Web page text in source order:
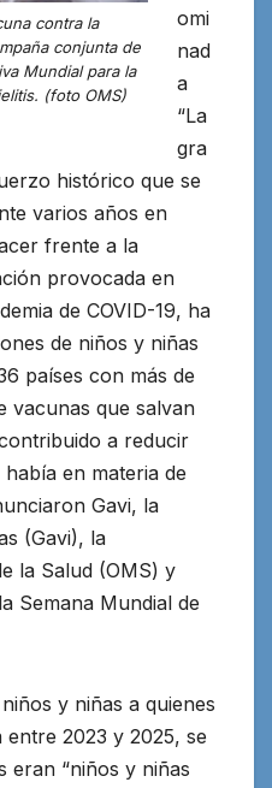
contra la
conjunta de
Mundial para la
(foto OMS)
omi
nad
a
“La
gra
histórico que se
varios años en
frente a la
provocada en
de COVID-19, ha
de niños y niñas
países con más de
vacunas que salvan
a reducir
en materia de
Gavi, la
(Gavi), la
la Salud (OMS) y
Semana Mundial de
y niñas a quienes
2023 y 2025, se
eran “niños y niñas